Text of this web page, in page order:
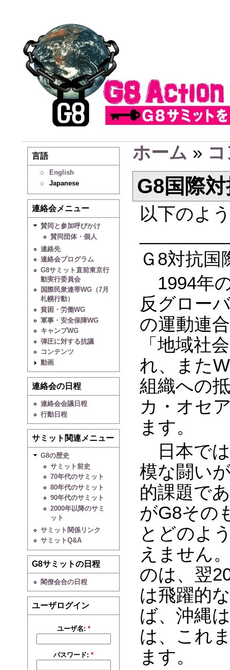
言語
English
Japanese
連絡会メニュー
賛同と参加呼びかけ
賛同団体・個人
連絡先
連絡会プログラム
G8サミット直前東京行
動実行委員会
国際民衆連帯WG（7月
札幌行動）
貧困・労働WG
軍事・安全保障WG
キャンプWG
弾圧に対する抗議
コンテンツ
動画
連絡会の日程
連絡会会議日程
行動日程
サミット関連メニュー
G8の歴史
サミット前史
70年代のサミット
80年代のサミット
90年代のサミット
2000年以降のサミ
ット
サミット関係リンク
サミットQ&A
G8サミットの日程
閣僚会合の日程
ユーザログイン
ユーザ名: *
パスワード:*
ホーム »
G8国際
以下のよ
Ｇ8対抗
1994年
反グロー
の運動連
「地域社
れ、また
組織への
カ・オセ
ます。
日本では
模な闘い
的課題で
がG8その
とどのよ
えません
のは、翌
は飛躍的
ば、沖縄
は、これ
ます。